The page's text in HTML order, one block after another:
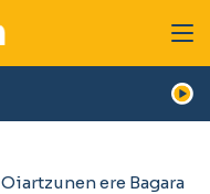
Oiartzunen ere Bagara